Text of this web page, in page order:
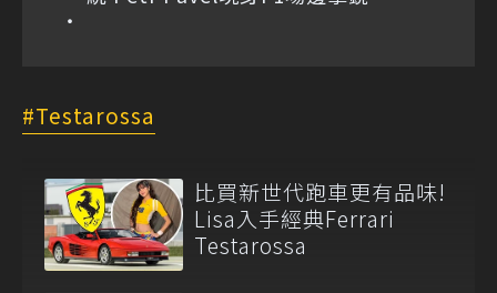
Testarossa
比買新世代跑車更有品味!
Lisa入手經典Ferrari
Testarossa